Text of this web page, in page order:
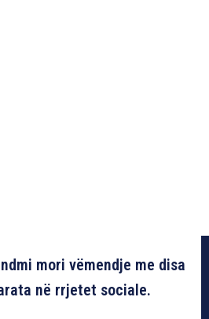
mori vëmendje me disa
në rrjetet sociale.